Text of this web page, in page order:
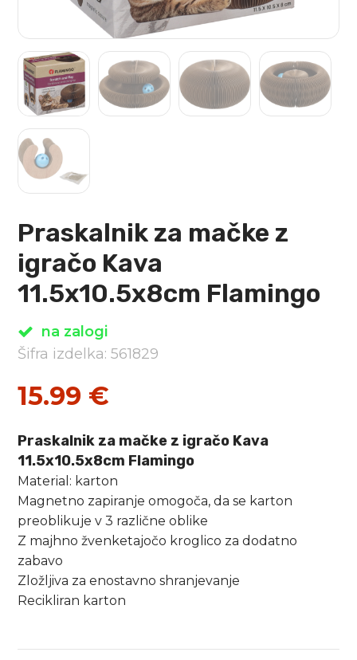
Praskalnik za mačke z
igračo Kava
11.5x10.5x8cm Flamingo
na zalogi
Šifra izdelka: 561829
15.99 €
Praskalnik za mačke z igračo Kava
11.5x10.5x8cm Flamingo
Material: karton
Magnetno zapiranje omogoča, da se karton
preoblikuje v 3 različne oblike
Z majhno žvenketajočo kroglico za dodatno
zabavo
Zložljiva za enostavno shranjevanje
Recikliran karton